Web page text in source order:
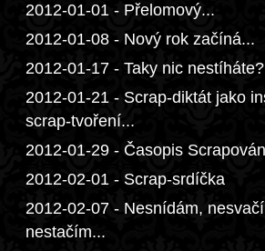
2012-01-01 - Přelomový...
2012-01-08 - Nový rok začíná...
2012-01-17 - Taky nic nestíháte?
2012-01-21 - Scrap-diktát jako
scrap-tvoření...
2012-01-29 - Časopis
2012-02-01 - Scrap-srdíčka
2012-02-07 - Nesnídám,
nestačím...